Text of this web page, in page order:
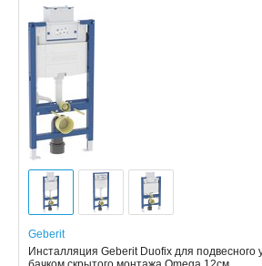
Geberit
Инсталляция Geberit Duofix для